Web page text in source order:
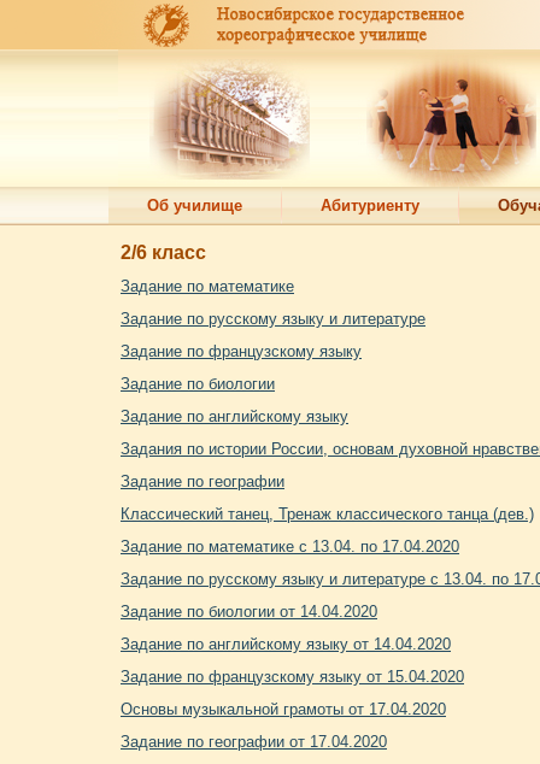
Об училище Абитуриенту
2/6 класс
Задание по математике
Задание по русскому языку и литературе
Задание по французскому языку
Задание по биологии
Задание по английскому языку
Задания по истории России, основам духовной
Задание по географии
Классический танец, Тренаж классического танца (дев.)
Задание по математике с 13.04. по 17.04.2020
Задание по русскому языку и литературе с 13.04. по
Задание по биологии от 14.04.2020
Задание по английскому языку от 14.04.2020
Задание по французскому языку от 15.04.2020
Основы музыкальной грамоты от 17.04.2020
Задание по географии от 17.04.2020